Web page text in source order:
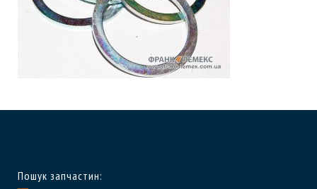
Пошук запчастин: